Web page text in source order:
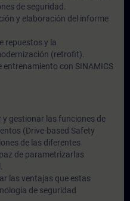
de seguridad.
y elaboración del informe
repuestos y la
(retrofit).
entrenamiento con SINAMICS
y gestionar las funciones de
(Drive-based Safety
de las diferentes
de parametrizarlas
las ventajas que estas
de seguridad